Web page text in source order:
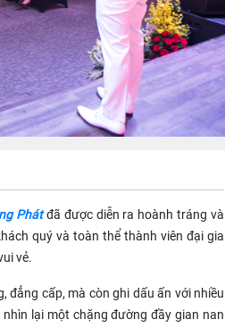
Phát đã được diễn ra hoành tráng và
quý và toàn thể thành viên đại gia
vẻ.
đẳng cấp, mà còn ghi dấu ấn với nhiều
lại một chặng đường đầy gian nan